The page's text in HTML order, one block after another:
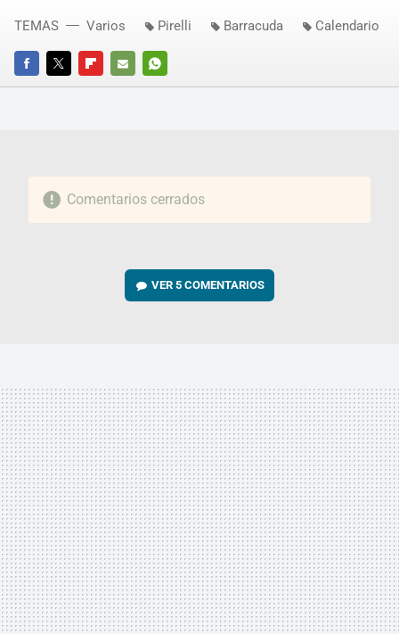
FACEBOOKTWITTERFLIPBOARD
E-
WHATSAPP
TEMAS Varios Pirelli Barracuda Calendario
Comentarios cerrados
VER5 COMENTARIOS